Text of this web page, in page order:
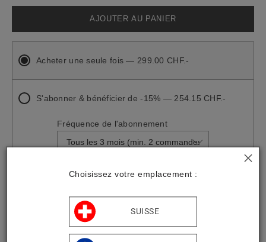
AJOUTER AU PANIER
Acheter une seule fois — 299.00 CHF.-
S'abonner & bénéficier de -15% — 254.15 CHF.-
Fréquence de l'abonnement
Une bougie mettant à l'honneur l'effervescence du gingembre
pétillant, accompagné par les notes de poivre et par la
Choisissez votre emplacement :
SUISSE